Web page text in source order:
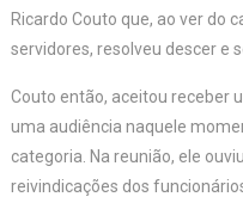
Ricardo Couto que, ao ver do
servidores, resolveu descer e
Couto então, aceitou receber
uma audiência naquele
categoria. Na reunião, ele
reivindicações dos